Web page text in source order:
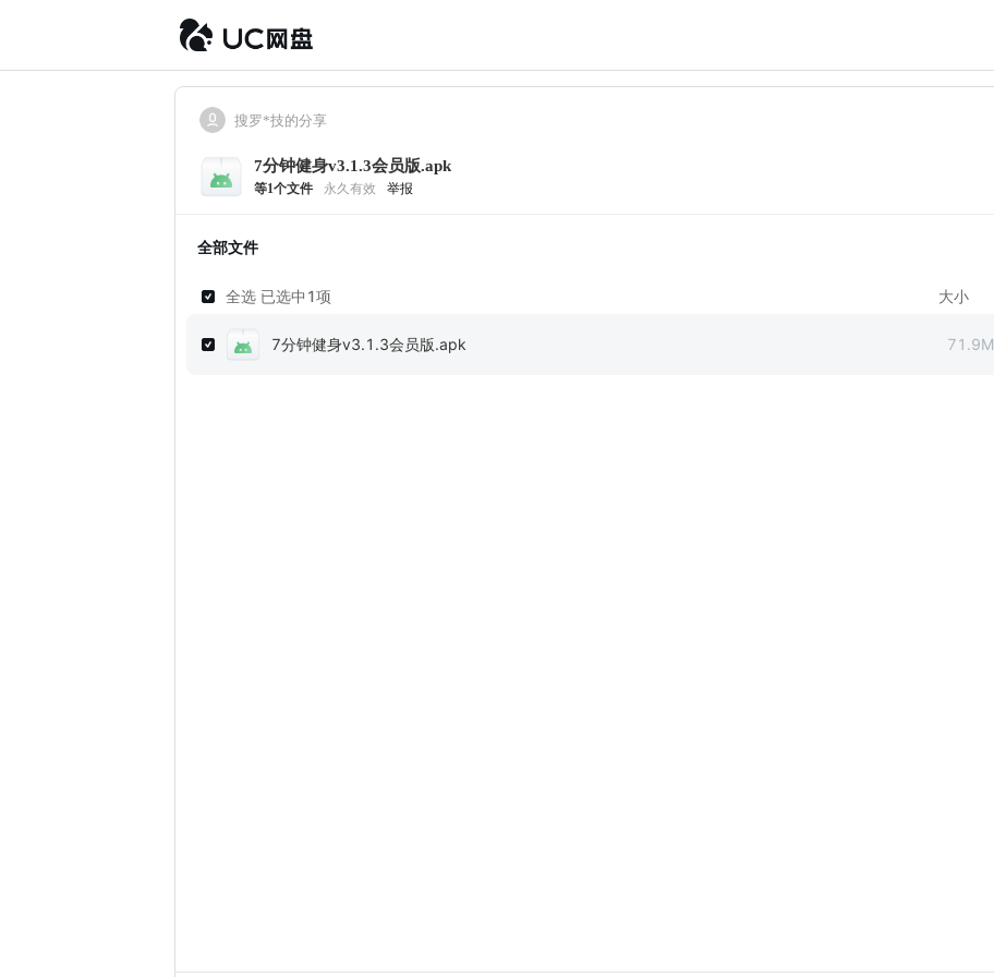
搜罗*技的分享
7分钟健身v3.1.3会员版.apk
等1个文件 永久有效 举报
全部文件
全选 已选中 1项 大小
7分钟健身v3.1.3会员版.apk 71.9M